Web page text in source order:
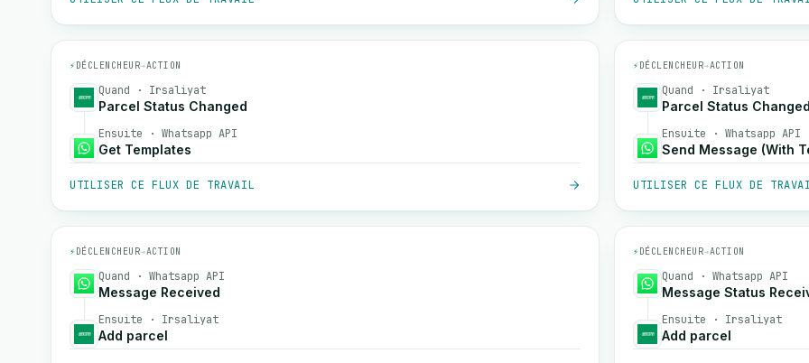
⚡ DÉCLENCHEUR→ACTION
Quand · Irsaliyat
Parcel Status Changed
Ensuite · Whatsapp API
Get Templates
UTILISER CE FLUX DE TRAVAIL
⚡ DÉCLENCHEUR→ACTION
Quand · Irsaliyat
Parcel Status
Ensuite · Whatsapp API
Send Message (With
UTILISER CE FLUX DE
⚡ DÉCLENCHEUR→ACTION
Quand · Whatsapp API
Message Received
Ensuite · Irsaliyat
Add parcel
⚡ DÉCLENCHEUR→ACTION
Quand · Whatsapp API
Message Status
Ensuite · Irsaliyat
Add parcel